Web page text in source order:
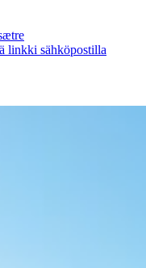
linkki sähköpostilla